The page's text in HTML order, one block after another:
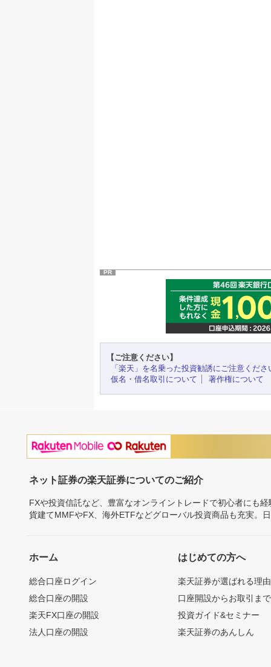
PR
【ご注意ください】
「楽天」を名乗った投資勧誘にご注意くださ
仮名・借名取引について
著作権について
ネット証券の楽天証券についてのご紹介
FXや投資信託など、豊富なオンライントレードで初心者にも
貨建てMMFやFX、海外ETFなどグローバル投資商品も充実。
ホーム
総合口座ログイン
総合口座の開設
楽天FX口座の開設
法人口座の開設
はじめての方へ
楽天証券が選ばれる理由
口座開設からお取引ま
投資ガイド&セミナー
楽天証券のあんしん